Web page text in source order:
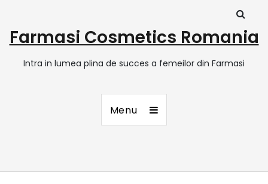
Farmasi Cosmetics Romania
Intra in lumea plina de succes a femeilor din Farmasi
Menu